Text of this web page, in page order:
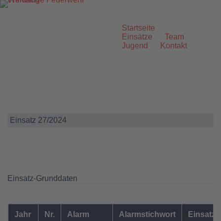
Zum
Startseite
Einsätze
Team
Jugend
Kontakt
Einsatz 27/2024
Einsatz-Grunddaten
Jahr Nr. Alarm Alarmstichwort